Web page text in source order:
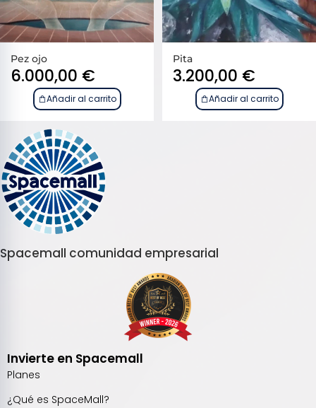
Pez ojo
6.000,00 €
Añadir al carrito
Pita
3.200,00 €
Añadir al carrito
Spacemall comunidad empresarial
Invierte en Spacemall
Planes
¿Qué es SpaceMall?